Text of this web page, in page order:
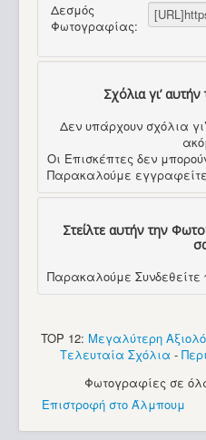
Δεσμός
Φωτογραφίας:
Σχόλια γι’
Δεν υπάρχουν σχόλια
Οι Επισκέπτες δεν
Παρακαλούμε
Στείλτε αυτήν την
Παρακαλούμε
TOP 12: Μεγαλύτερη
Τελευταία Σχόλια -
Φωτογραφίες σε
Επιστροφή στο Άλμπουμ